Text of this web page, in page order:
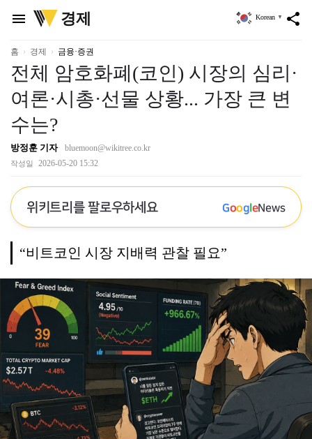
menu
위
키
리
경제 share
Korean ▼
홈 경제 금융·증권
전체 암호화폐(코인) 시장의 심리·
여론·시총·선물 상황... 가장 큰 변
수는?
방정훈 기자 bluemoon@wikitree.co.kr
작성일 2026-05-20 15:32
위키트리를 팔로우하세요 GoogleNews
“비트코인 시장 지배력 관찰 필요”